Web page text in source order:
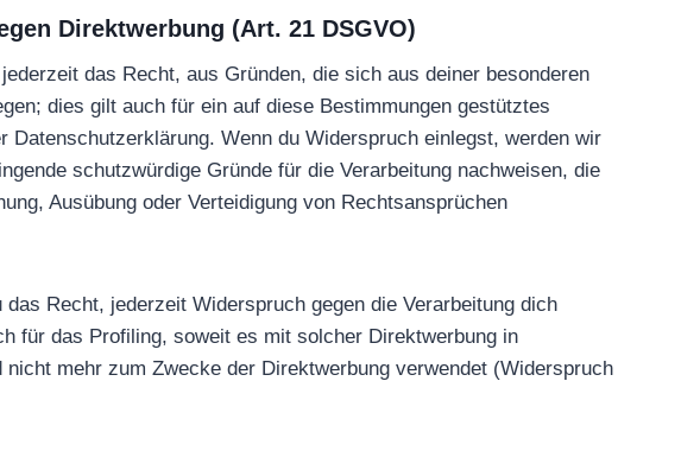
Direktwerbung (Art. 21 DSGVO)
das Recht, aus Gründen, die sich aus deiner besonderen
dies gilt auch für ein auf diese Bestimmungen gestütztes
Wenn du Widerspruch einlegst, werden wir
schutzwürdige Gründe für die Verarbeitung nachweisen, die
Ausübung oder Verteidigung von Rechtsansprüchen
Recht, jederzeit Widerspruch gegen die Verarbeitung dich
für das Profiling, soweit es mit solcher Direktwerbung in
mehr zum Zwecke der Direktwerbung verwendet (Widerspruch